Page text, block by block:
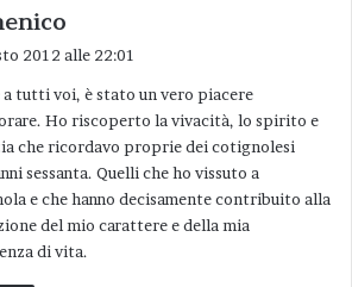
di paglia di Cotignola, sia
per la cultura e la
contro l’imbecillità imperante
pseudo culturali, purtroppo
tempi.
con piacere a questa
Mantengo legami affettivi con
quarant’anni risiedo in altro
e
t
t
o
:
2012 alle 22:01
a tutti voi, è stato un vero piacere
Ho riscoperto la vivacità, lo spirito e
che ricordavo proprie dei cotignolesi
sessanta. Quelli che ho vissuto a
e che hanno decisamente contribuito alla
del mio carattere e della mia
di vita.